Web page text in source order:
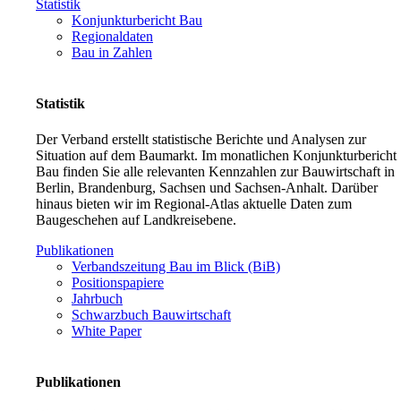
Statistik
Konjunkturbericht Bau
Regionaldaten
Bau in Zahlen
Statistik
Der Verband erstellt statistische Berichte und Analysen zur
Situation auf dem Baumarkt. Im monatlichen Konjunkturbericht
Bau finden Sie alle relevanten Kennzahlen zur Bauwirtschaft in
Berlin, Brandenburg, Sachsen und Sachsen-Anhalt. Darüber
hinaus bieten wir im Regional-Atlas aktuelle Daten zum
Baugeschehen auf Landkreisebene.
Publikationen
Verbandszeitung Bau im Blick (BiB)
Positionspapiere
Jahrbuch
Schwarzbuch Bauwirtschaft
White Paper
Publikationen